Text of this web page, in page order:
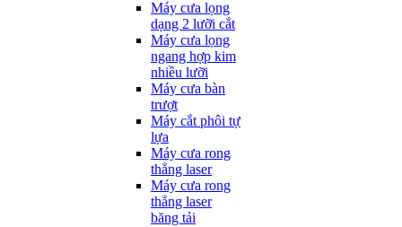
Máy cưa lọng
dạng 2 lưỡi cắt
Máy cưa lọng
ngang hợp kim
nhiều lưỡi
Máy cưa bàn
trượt
Máy cắt phôi tự
lựa
Máy cưa rong
thẳng laser
Máy cưa rong
thẳng laser
băng tải